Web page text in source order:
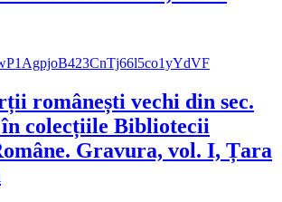
românești vechi din sec.
colecțiile Bibliotecii
Gravura, vol. I, Țara